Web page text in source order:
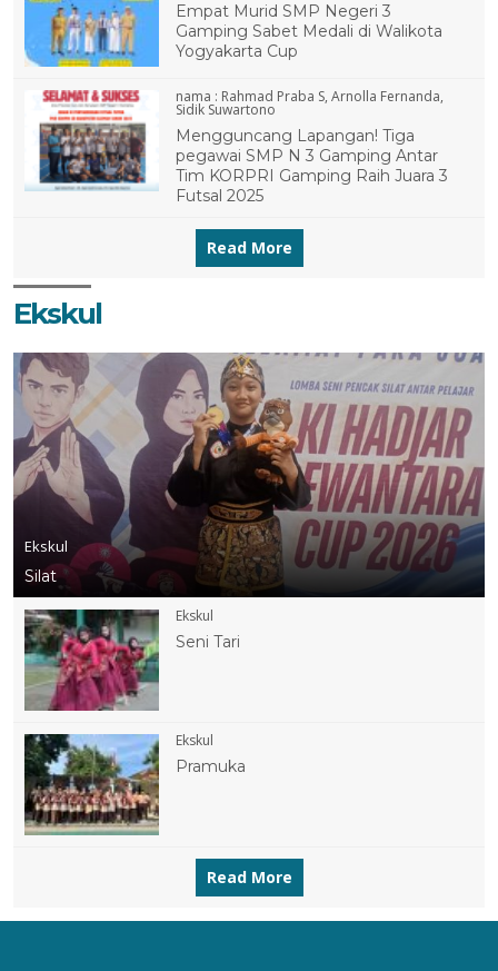
Empat Murid SMP Negeri 3
Gamping Sabet Medali di Walikota
Yogyakarta Cup
nama : Rahmad Praba S, Arnolla Fernanda,
Sidik Suwartono
Mengguncang Lapangan! Tiga
pegawai SMP N 3 Gamping Antar
Tim KORPRI Gamping Raih Juara 3
Futsal 2025
Read More
Ekskul
Ekskul
Silat
Ekskul
Seni Tari
Ekskul
Pramuka
Read More